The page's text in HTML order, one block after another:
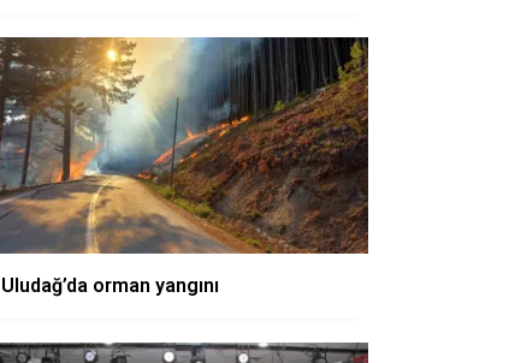
Uludağ’da orman yangını